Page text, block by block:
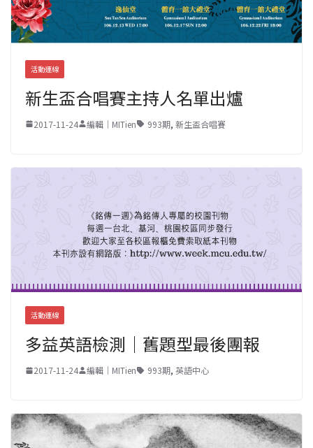
活動連線
新生盃合唱賽主持人名單出爐
2017-11-24 編輯｜MITien 993期, 新生盃合唱賽
活動連線
多益英語檢測｜舊題型最後團報
2017-11-24 編輯｜MITien 993期, 英語中心